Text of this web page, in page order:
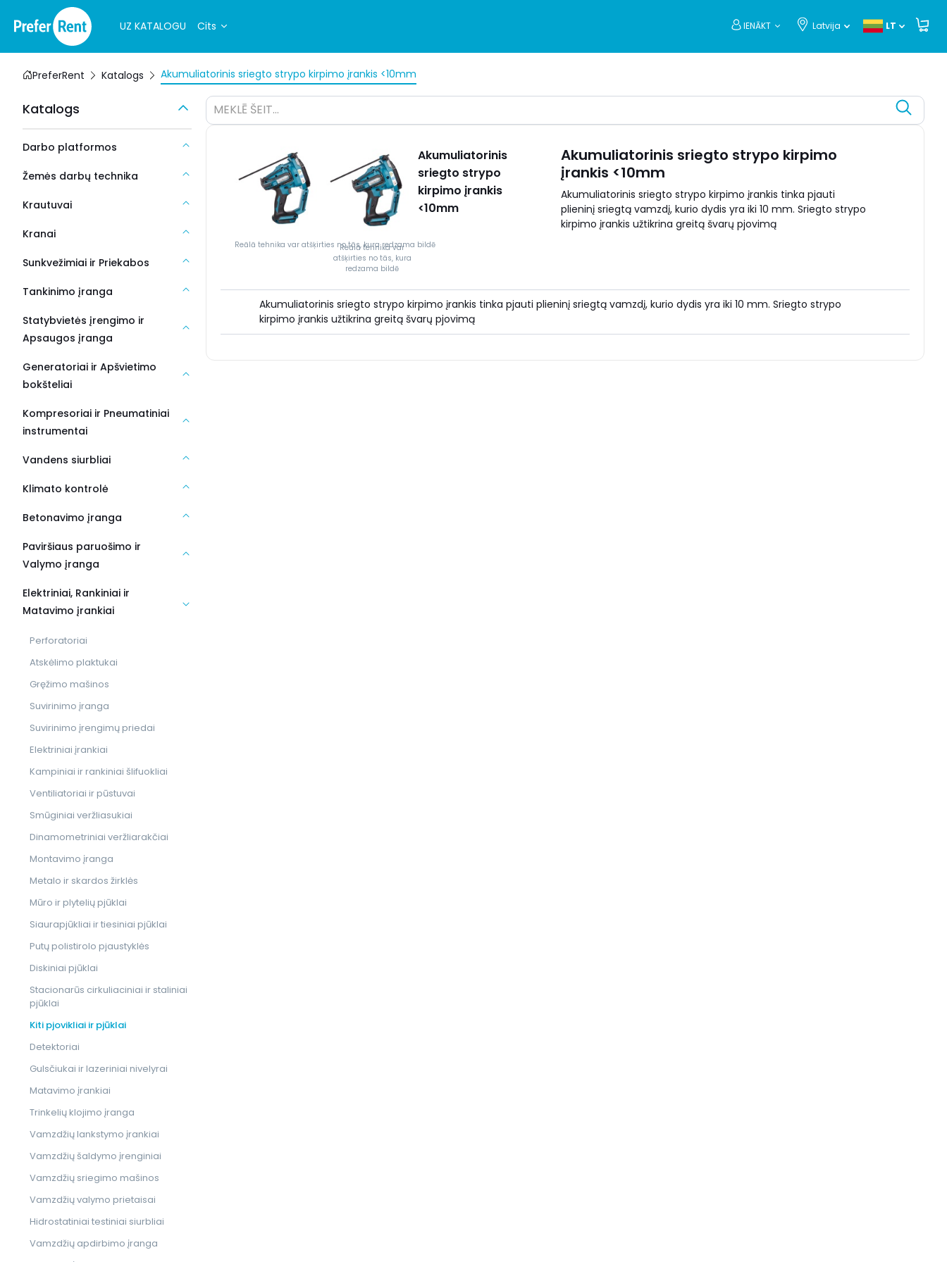
UZ KATALOGU Cits IENĀKT Latvija LT
PreferRent Katalogs Akumuliatorinis sriegto strypo kirpimo įrankis <10mm
Katalogs
Darbo platformos
Žemės darbų technika
Krautuvai
Kranai
Sunkvežimiai ir Priekabos
Tankinimo įranga
Statybvietės įrengimo ir
Apsaugos įranga
Generatoriai ir Apšvietimo
bokšteliai
Kompresoriai ir Pneumatiniai
instrumentai
Vandens siurbliai
Klimato kontrolė
Betonavimo įranga
Paviršiaus paruošimo ir
Valymo įranga
Elektriniai, Rankiniai ir
Matavimo įrankiai
Perforatoriai
Atskėlimo plaktukai
Gręžimo mašinos
Suvirinimo įranga
Suvirinimo įrengimų priedai
Elektriniai įrankiai
Kampiniai ir rankiniai šlifuokliai
Ventiliatoriai ir pūstuvai
Smūginiai veržliasukiai
Dinamometriniai veržliarakčiai
Montavimo įranga
Metalo ir skardos žirklės
Mūro ir plytelių pjūklai
Siaurapjūkliai ir tiesiniai pjūklai
Putų polistirolo pjaustyklės
Diskiniai pjūklai
Stacionarūs cirkuliaciniai ir staliniai
pjūklai
Kiti pjovikliai ir pjūklai
Detektoriai
Gulsčiukai ir lazeriniai nivelyrai
Matavimo įrankiai
Trinkelių klojimo įranga
Vamzdžių lankstymo įrankiai
Vamzdžių šaldymo įrenginiai
Vamzdžių sriegimo mašinos
Vamzdžių valymo prietaisai
Hidrostatiniai testiniai siurbliai
Vamzdžių apdirbimo įranga
MEKLĒ ŠEIT...
Reālā tehnika var atšķirties no tās, kura redzama bildē
Reālā tehnika var
atšķirties no tās, kura
redzama bildē
Akumuliatorinis
sriegto strypo
kirpimo įrankis
<10mm
Akumuliatorinis sriegto strypo kirpimo
įrankis <10mm
Akumuliatorinis sriegto strypo kirpimo įrankis tinka pjauti
plieninį sriegtą vamzdį, kurio dydis yra iki 10 mm. Sriegto strypo
kirpimo įrankis užtikrina greitą švarų pjovimą
Akumuliatorinis sriegto strypo kirpimo įrankis tinka pjauti plieninį sriegtą vamzdį, kurio dydis yra iki 10 mm. Sriegto strypo
kirpimo įrankis užtikrina greitą švarų pjovimą